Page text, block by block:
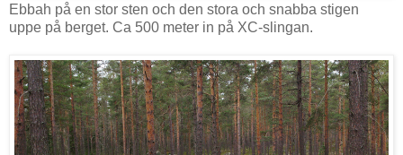
Ebbah på en stor sten och den stora och snabba stigen
uppe på berget. Ca 500 meter in på XC-slingan.